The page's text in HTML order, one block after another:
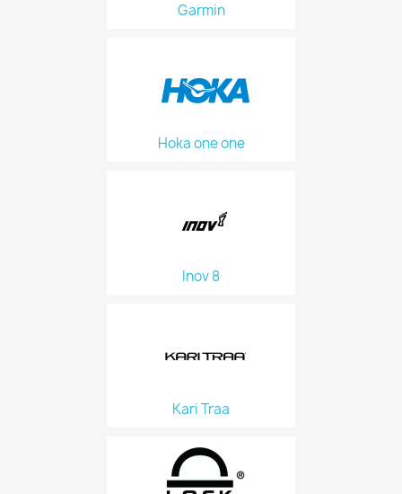
Garmin
Hoka one one
Inov 8
Kari Traa